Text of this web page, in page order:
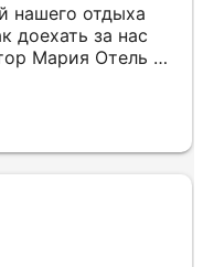
нашего отдыха
доехать за нас
Мария Отель в
месте в
количество
где можно